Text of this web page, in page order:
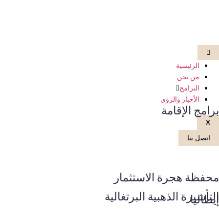
الرئيسية
من نحن
البرامج
برامج الإقامة
التأشيرة الذهبية البرتغالية
الأخبار والرؤى
X
اتصل بنا
محفظة هجرة الاستثمار
إيطاليا